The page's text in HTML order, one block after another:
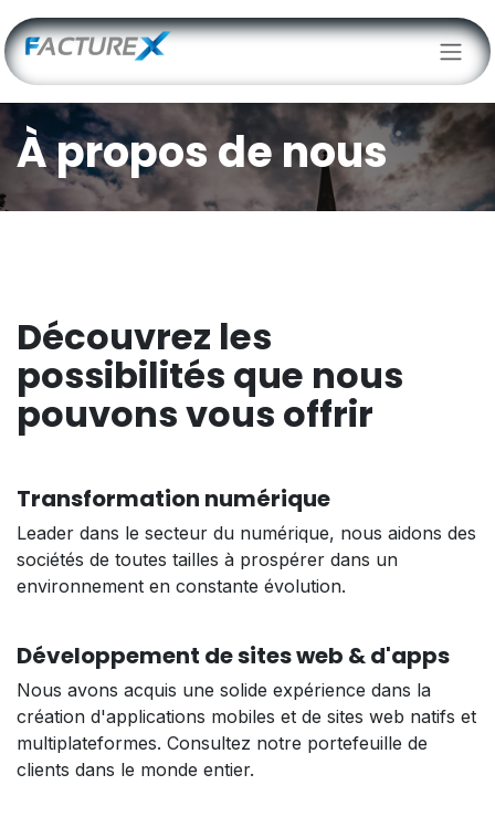
Se rendre au contenu
À propos de nous
Découvrez les
possibilités que nous
pouvons vous offrir
Transformation numérique
Leader dans le secteur du numérique, nous aidons des
sociétés de toutes tailles à prospérer dans un
environnement en constante évolution.
Développement de sites web & d'apps
Nous avons acquis une solide expérience dans la
création d'applications mobiles et de sites web natifs et
multiplateformes. Consultez notre portefeuille de
clients dans le monde entier.